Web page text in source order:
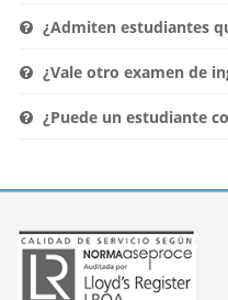
¿Admiten estudiantes
¿Vale otro examen de
¿Puede un estudiante